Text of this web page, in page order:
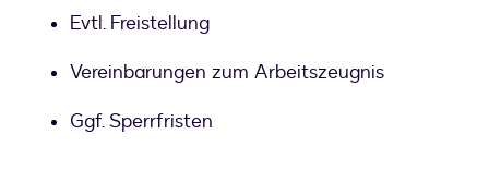
Evtl. Freistellung
Vereinbarungen zum Arbeitszeugnis
Ggf. Sperrfristen